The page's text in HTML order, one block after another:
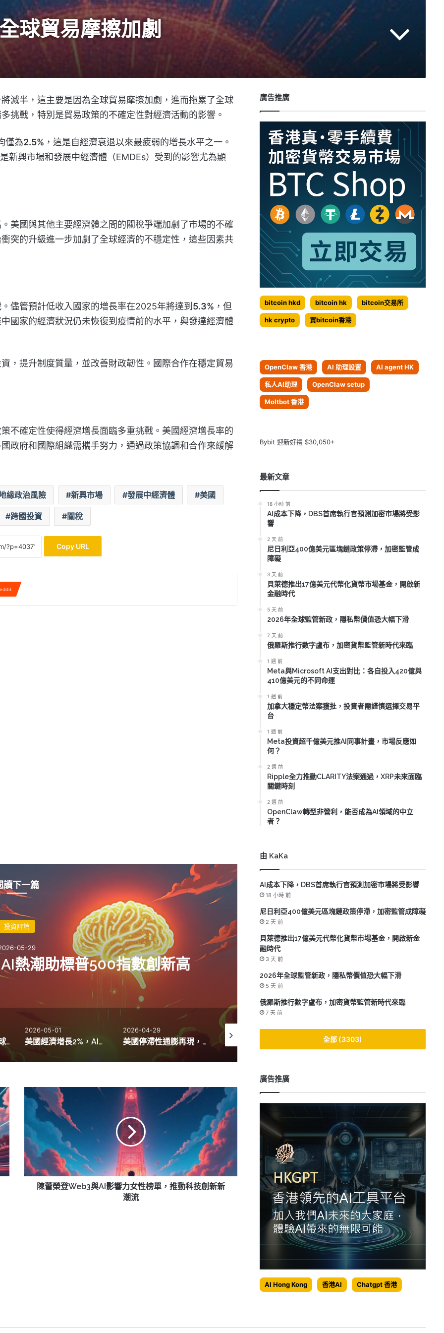
球貿易摩擦加劇
減半，這主要是因為全球貿易摩擦加劇，進而拖累了全球
挑戰，特別是貿易政策的不確定性對經濟活動的影響。
僅為2.5% ，這是自經濟衰退以來最疲弱的增長水平之一。
新興市場和發展中經濟體（EMDEs）受到的影響尤為顯
美國與其他主要經濟體之間的關稅爭端加劇了市場的不確
突的升級進一步加劇了全球經濟的不穩定性，這些因素共
儘管預計低收入國家的增長率在2025年將達到 5.3% ，但
國家的經濟狀況仍未恢復到疫情前的水平，與發達經濟體
，提升制度質量，並改善財政韌性。國際合作在穩定貿易
不確定性使得經濟增長面臨多重挑戰。美國經濟增長率的
政府和國際組織需攜手努力，通過政策協調和合作來緩解
緣政治風險 新興市場 發展中經濟體 美國
跨國投資 關稅
Copy URL
讀下一篇
投資評論
05-29
熱潮助標普500指數創新高
泰達幣價格波動對全球數位經濟的深遠影響
2026-05-01
美國經濟增長2%，AI投資激增至2.52兆美元
2026-04-29
美國停滯性通膨再現，投資者信心面臨考驗
2026-04-26 2026-04-23 2026-
Web3
與
AI
影
響
陳蕾榮登Web3與AI影響力女性榜單，推動科技創新新
潮流
廣告推廣
bitcoin hkd bitcoin hk bitcoin交易所
hk crypto 買bitcoin香港
OpenClaw 香港 AI 助理設置 AI agent HK
私人AI助理 OpenClaw setup
Moltbot 香港
Bybit 迎新好禮 $30,050+
最新文章
18 小時 前
AI成本下降，DBS首席執行官預測加密市場將受影
響
2 天 前
尼日利亞400億美元區塊鏈政策停滯，加密監管成
障礙
3 天 前
貝萊德推出17億美元代幣化貨幣市場基金，開啟新
金融時代
5 天 前
2026年全球監管新政，隱私幣價值恐大幅下滑
7 天 前
俄羅斯推行數字盧布，加密貨幣監管新時代來臨
1 週 前
Meta與Microsoft AI支出對比：各自投入420億與
410億美元的不同命運
1 週 前
加拿大穩定幣法案獲批，投資者需謹慎選擇交易平
台
1 週 前
Meta投資超千億美元推AI同事計畫，市場反應如
何？
2 週 前
Ripple全力推動CLARITY法案通過，XRP未來面臨
關鍵時刻
2 週 前
OpenClaw轉型非營利，能否成為AI領域的中立
者？
由 KaKa
AI成本下降，DBS首席執行官預測加密市場將受影響
18 小時 前
尼日利亞400億美元區塊鏈政策停滯，加密監管成障礙
2 天 前
貝萊德推出17億美元代幣化貨幣市場基金，開啟新金
融時代
3 天 前
2026年全球監管新政，隱私幣價值恐大幅下滑
5 天 前
俄羅斯推行數字盧布，加密貨幣監管新時代來臨
7 天 前
全部 (3303)
廣告推廣
AI Hong Kong 香港AI Chatgpt 香港